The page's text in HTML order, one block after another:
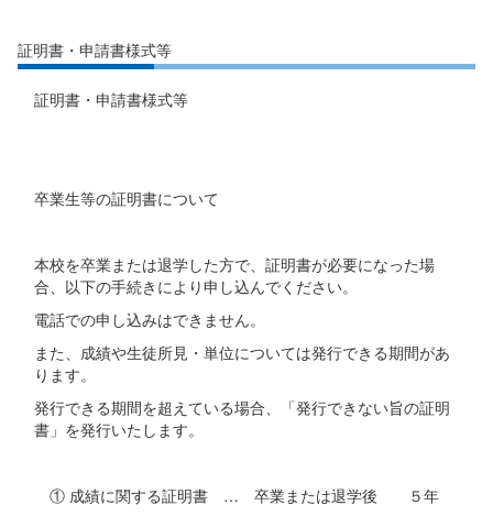
証明書・申請書様式等
証明書・申請書様式等
卒業生等の証明書について
本校を卒業または退学した方で、証明書が必要になった場
合、以下の手続きにより申し込んでください。
電話での申し込みはできません。
また、成績や生徒所見・単位については発行できる期間があ
ります。
発行できる期間を超えている場合、「発行できない旨の証明
書」を発行いたします。
① 成績に関する証明書 … 卒業または退学後 ５年